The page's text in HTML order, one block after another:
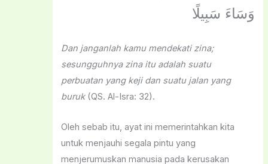
وَسَاءَ سَبِيلًا
Dan janganlah kamu mendekati zina;
sesungguhnya zina itu adalah suatu
perbuatan yang keji dan suatu jalan yang
buruk(QS. Al-Isra: 32).
Oleh sebab itu, ayat ini memerintahkan kita
untuk menjauhi segala pintu yang
menjerumuskan manusia pada kerusakan